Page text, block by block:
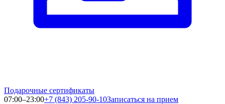
Подарочные сертификаты
07:00–23:00+7 (843) 205-90-10Записаться на прием